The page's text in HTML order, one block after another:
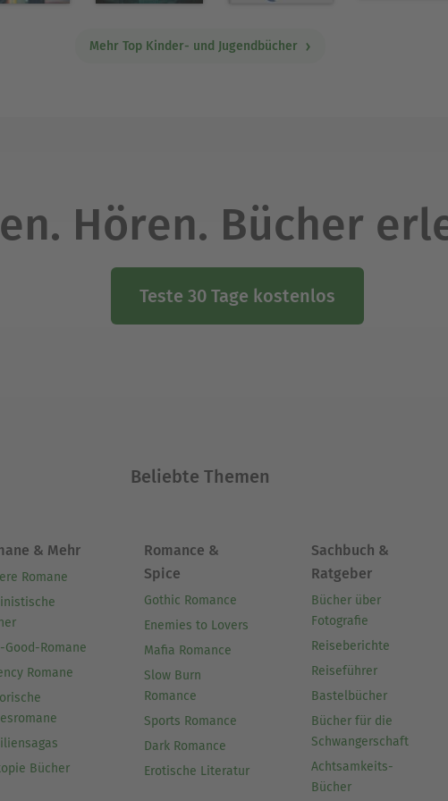
Mehr Top Kinder- und Jugendbücher
Hören. Bücher
Teste 30 Tage kostenlos
Beliebte Themen
& Mehr
Romane
Good-Romane
Romane
Bücher
Romance &
Spice
Gothic Romance
Enemies to Lovers
Mafia Romance
Slow Burn
Romance
Sports Romance
Dark Romance
Erotische Literatur
Sachbuch &
Ratgeber
Bücher über
Fotografie
Reiseberichte
Reiseführer
Bastelbücher
Bücher für die
Schwangerschaft
Achtsamkeits-
Bücher